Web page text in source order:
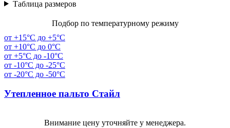
Таблица размеров
Подбор по температурному режиму
от +15°C до +5°C
от +10°C до 0°C
от +5°C до -10°C
от -10°C до -25°C
от -20°C до -50°C
Утепленное пальто Стайл
Внимание цену уточняйте у менеджера.